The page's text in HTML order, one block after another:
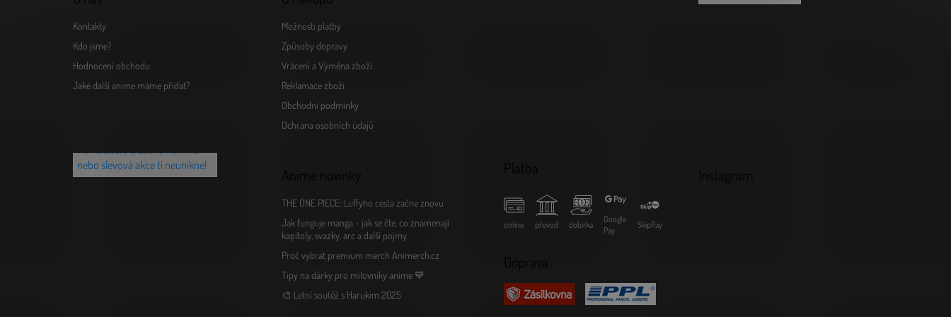
Kontakty
Kdo jsme?
Hodnocení obchodu
Jaké další anime máme přidat?
Možnosti platby
Způsoby dopravy
Vrácení a Výměna zboží
Reklamace zboží
Obchodní podmínky
Ochrana osobních údajů
nebo slevová akce ti neunikne!
THE ONE PIECE: Luffyho cesta začne znovu
Jak funguje manga - jak se čte, co znamenají
kapitoly, svazky, arc a další pojmy
Proč vybrat premium merch Animerch.cz
Tipy na dárky pro milovníky anime 💙
🎨 Letní soutěž s Harukim 2025
online převod dobírka
Google
Pay
SkipPay